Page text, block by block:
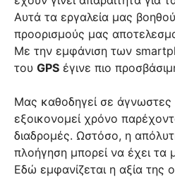
Αυτά τα εργαλεία μας
προορισμούς μας
Με την εμφάνιση των
του GPS έγινε πιο
Μας καθοδηγεί σε άγνωστες
εξοικονομεί χρόνο
διαδρομές. Ωστόσο, η
πλοήγηση μπορεί να έχει τα
Εδώ εμφανίζεται η αξία της